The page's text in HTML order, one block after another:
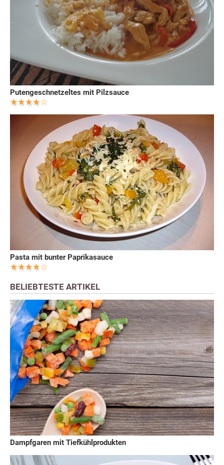
Putengeschnetzeltes mit Pilzsauce
Pasta mit bunter Paprikasauce
BELIEBTESTE ARTIKEL
Dampfgaren mit Tiefkühlprodukten